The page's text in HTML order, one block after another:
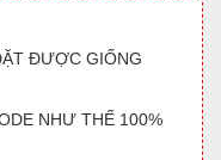
ĐƯỢC GIỐNG
NHƯ THẾ 100%